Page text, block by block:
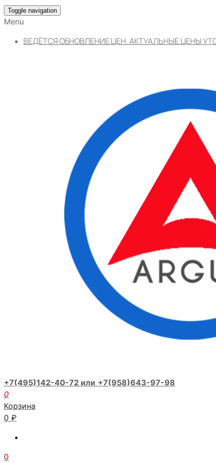
Toggle navigation
Menu
ВЕДЁТСЯ ОБНОВЛЕНИЕ ЦЕН. АКТУАЛЬНЫЕ ЦЕНЫ
+7(495)142-40-72 или +7(958)643-97-98
0
Корзина
0 ₽
0